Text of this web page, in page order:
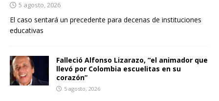
5 agosto, 2026
El caso sentará un precedente para decenas de instituciones
educativas
Falleció Alfonso Lizarazo, “el animador que
llevó por Colombia escuelitas en su
corazón”
5 agosto, 2026